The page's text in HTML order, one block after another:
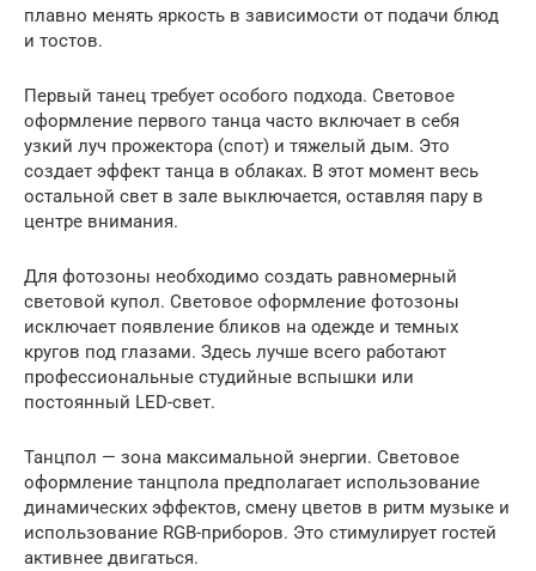
плавно менять яркость в зависимости от подачи блюд
и тостов.
Первый танец требует особого подхода. Световое
оформление первого танца часто включает в себя
узкий луч прожектора (спот) и тяжелый дым. Это
создает эффект танца в облаках. В этот момент весь
остальной свет в зале выключается, оставляя пару в
центре внимания.
Для фотозоны необходимо создать равномерный
световой купол. Световое оформление фотозоны
исключает появление бликов на одежде и темных
кругов под глазами. Здесь лучше всего работают
профессиональные студийные вспышки или
постоянный LED-свет.
Танцпол — зона максимальной энергии. Световое
оформление танцпола предполагает использование
динамических эффектов, смену цветов в ритм музыке и
использование RGB-приборов. Это стимулирует гостей
активнее двигаться.